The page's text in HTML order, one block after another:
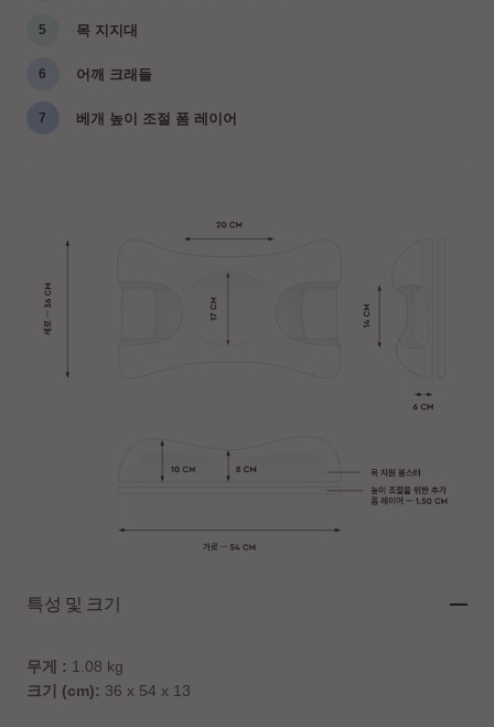
목 지지대
어깨 크래들
베개 높이 조절 폼 레이어
특성 및 크기
무게 : 1.08 kg
크기 (cm): 36 x 54 x 13